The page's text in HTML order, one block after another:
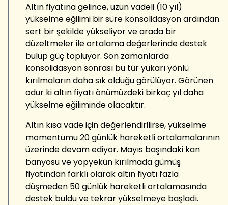
Altın fiyatına gelince, uzun vadeli (10 yıl)
yükselme eğilimi bir süre konsolidasyon ardından
sert bir şekilde yükseliyor ve arada bir
düzeltmeler ile ortalama değerlerinde destek
bulup güç topluyor. Son zamanlarda
konsolidasyon sonrası bu tür yukarı yönlü
kırılmaların daha sık olduğu görülüyor. Görünen
odur ki altın fiyatı önümüzdeki birkaç yıl daha
yükselme eğiliminde olacaktır.
Altın kısa vade için değerlendirilirse, yükselme
momentumu 20 günlük hareketli ortalamalarının
üzerinde devam ediyor. Mayıs başındaki kan
banyosu ve yopyekün kırılmada gümüş
fiyatından farklı olarak altın fiyatı fazla
düşmeden 50 günlük hareketli ortalamasında
destek buldu ve tekrar yükselmeye başladı.